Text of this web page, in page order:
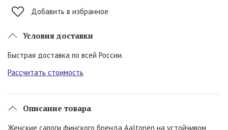
Добавить в избранное
Условия доставки
Быстрая доставка по всей России.
Рассчитать стоимость
Описание товара
Женские сапоги финского бренда Aaltonen на устойчивом